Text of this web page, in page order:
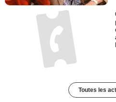
Toutes les